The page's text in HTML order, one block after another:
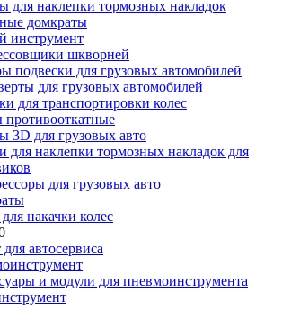
для наклепки тормозных накладок
домкраты
инструмент
шкворней
подвески для грузовых автомобилей
для грузовых автомобилей
для транспортировки колес
3D для грузовых авто
для наклепки тормозных накладок для
для грузовых авто
накачки колес
автосервиса
и модули для пневмоинструмента